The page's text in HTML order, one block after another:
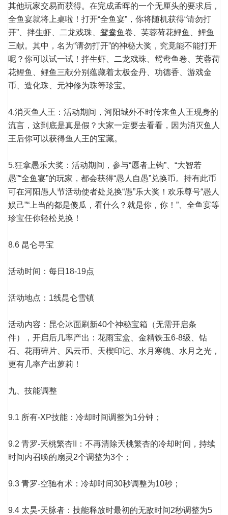
其他玩家交易而获得。在完成孟晖的一个无厘头的要求后，
全鱼宴就将上桌啦！打开“全鱼宴”，你将随机获得“请勿打
开”、拌生虾、二龙戏珠、鸳鸯鱼卷、芙蓉荷花鲤鱼、鲤鱼
三献。其中，名为“请勿打开”的神秘大奖，究竟能不能打开
呢？你可以试一试！拌生虾、二龙戏珠、鸳鸯鱼卷、芙蓉荷
花鲤鱼、鲤鱼三献分别蕴藏着太极金丹、功德香、游戏金
币、造化珠、元神修为珠等珍宝。
4.消灭鱼人王：活动期间，河阳城外不时传来鱼人王现身的
流言，这到底是真是假？大家一定要去看看，因为消灭鱼人
王后你可以获得鱼人王的宝藏。
5.狂拿愚乐大奖：活动期间，参与“愿者上钩”、“大智若
愚”“全鱼宴”的玩家，都会获得“愚人自愚”兑换币。持有此币
可在河阳愚人节活动使者处兑换“愚”乐大奖！欢乐尊号“愚人
娱己”“上当的都是傻瓜，看什么？就是你，你！”、全鱼宴等
珍宝任你轻松兑换！
8.6 昆仑寻宝
活动时间：每日18-19点
活动地点：1线昆仑雪镇
活动内容：昆仑冰面刷新40个神秘宝箱（无需开启条
件），开启后几率产出：花雨宝盒、金精铁玉6-8级、钻
石、花雨碎片、风云币、天楔印记、水月寒魄、水月之光，
更有几率产出萝莉！
九、技能调整
9.1 所有-XP技能：冷却时间调整为1分钟；
9.2 青罗-夭桃繁杏II：不再清除夭桃繁杏的冷却时间，持续
时间内召唤的扇灵2个调整为3个；
9.3 青罗-空驰有术：冷却时间30秒调整为10秒；
9.4 太昊-天脉者：技能释放时最初的无敌时间2秒调整为5